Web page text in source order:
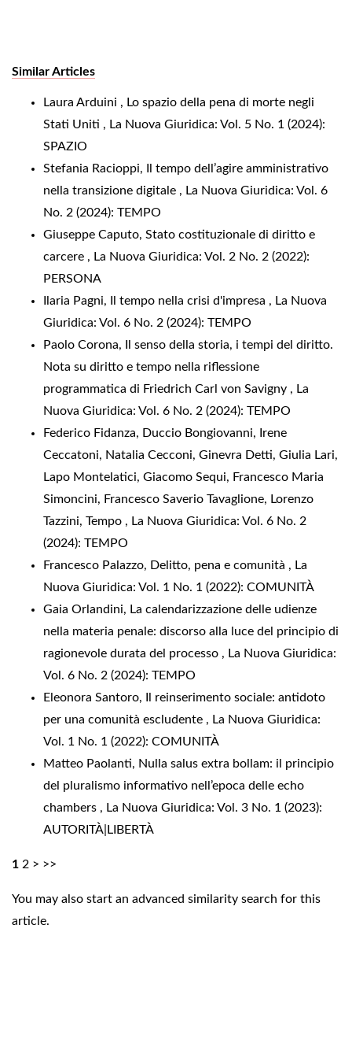
Similar Articles
Laura Arduini , Lo spazio della pena di morte negli
Stati Uniti , La Nuova Giuridica: Vol. 5 No. 1 (2024):
SPAZIO
Stefania Racioppi,
Il tempo dell’agire amministrativo
nella transizione digitale , La Nuova Giuridica: Vol. 6
No. 2 (2024): TEMPO
Giuseppe Caputo, Stato costituzionale di diritto e
carcere , La Nuova Giuridica: Vol. 2 No. 2 (2022):
PERSONA
Ilaria Pagni,
Il tempo nella crisi d'impresa , La Nuova
Giuridica: Vol. 6 No. 2 (2024): TEMPO
Paolo Corona,
Il senso della storia, i tempi del diritto.
Nota su diritto e tempo nella riflessione
programmatica di Friedrich Carl von Savigny , La
Nuova Giuridica: Vol. 6 No. 2 (2024): TEMPO
Federico Fidanza, Duccio Bongiovanni, Irene
Ceccatoni, Natalia Cecconi, Ginevra Detti, Giulia Lari,
Lapo Montelatici, Giacomo Sequi, Francesco Maria
Simoncini, Francesco Saverio Tavaglione, Lorenzo
Tazzini, Tempo , La Nuova Giuridica: Vol. 6 No. 2
(2024): TEMPO
Francesco Palazzo, Delitto, pena e comunità , La
Nuova Giuridica: Vol. 1 No. 1 (2022): COMUNITÀ
Gaia Orlandini, La calendarizzazione delle udienze
nella materia penale: discorso alla luce del principio di
ragionevole durata del processo , La Nuova Giuridica:
Vol. 6 No. 2 (2024): TEMPO
Eleonora Santoro,
Il reinserimento sociale: antidoto
per una comunità escludente , La Nuova Giuridica:
Vol. 1 No. 1 (2022): COMUNITÀ
Matteo Paolanti, Nulla salus extra bollam: il principio
del pluralismo informativo nell’epoca delle echo
chambers , La Nuova Giuridica: Vol. 3 No. 1 (2023):
AUTORITÀ|LIBERTÀ
1 2 > >>
You may also start an advanced similarity search for this
article.